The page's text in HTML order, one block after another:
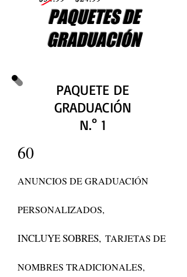
PAQUETES DE
GRADUACIÓN
PAQUETE DE
GRADUACIÓN
N.° 1
60
ANUNCIOS DE GRADUACIÓN
PERSONALIZADOS,
INCLUYE SOBRES, TARJETAS DE
NOMBRES TRADICIONALES,